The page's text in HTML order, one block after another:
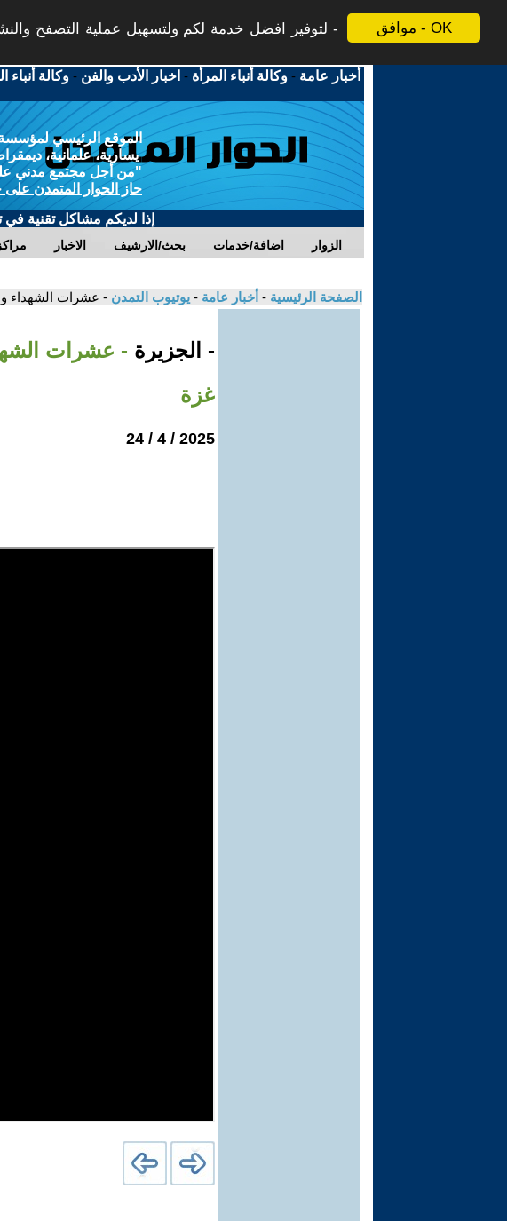
موافق - OK
لتوفير افضل خدمة لكم ولتسهيل عملية التصفح
أخبار عامة -وكالة أنباء المرأة - اخبار الأدب والفن -وكالة أنباء
الموقع الرئيسي لمؤسسة
يسارية، علمانية،
"من أجل مجتمع مدني
حاز الحوار المتمدن على
إذا لديكم مشاكل تقنية في
مراكز الاخبار بحث/الارشيف اضافة/خدمات الزوار
الصفحة الرئيسية - أخبار عامة - يوتيوب التمدن - عشرات الشهداء
- الجزيرة - عشرات
غزة
2025 / 4 / 24